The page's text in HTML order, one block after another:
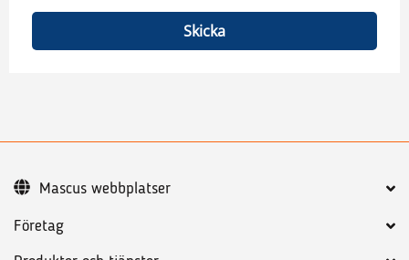
Skicka
Företag
Mascus webbplatser